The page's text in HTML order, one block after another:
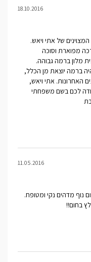
18.10.2016
של אתי ויאש.
ברכה מפוארת וסוכה
מלון ברמה גבוהה.
ברמה יוצאת מן הכלל,
האחרונות. אתי ויאש,
לכם בשם משפחתי
11.05.2016
נוף מדהים נקי ומטופח.
בחום!!